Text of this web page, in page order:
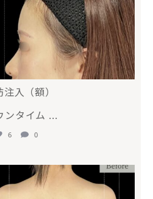
入（額）
ンタイム ...
6 0
mycli.ebisu
4月 28